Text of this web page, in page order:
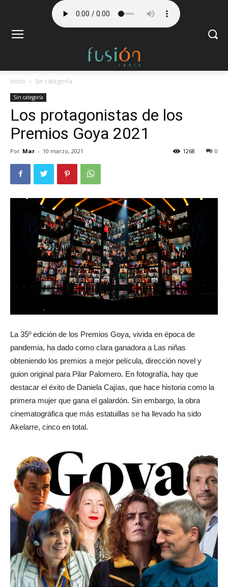
Inicio Sin categoría
Sin categoría
Los protagonistas de los
Premios Goya 2021
Por Mar - 10 marzo, 2021 0
1268
La 35º edición de los Premios Goya, vivida en época de
pandemia, ha dado como clara ganadora a Las niñas
obteniendo los premios a mejor película, dirección novel y
guion original para Pilar Palomero. En fotografía, hay que
destacar el éxito de Daniela Cajías, que hace historia como la
primera mujer que gana el galardón. Sin embargo, la obra
cinematográfica que más estatuillas se ha llevado ha sido
Akelarre, cinco en total.